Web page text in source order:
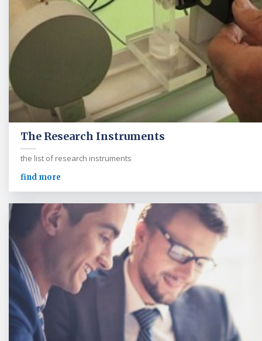
The Research Instruments
the list of research instruments
find more